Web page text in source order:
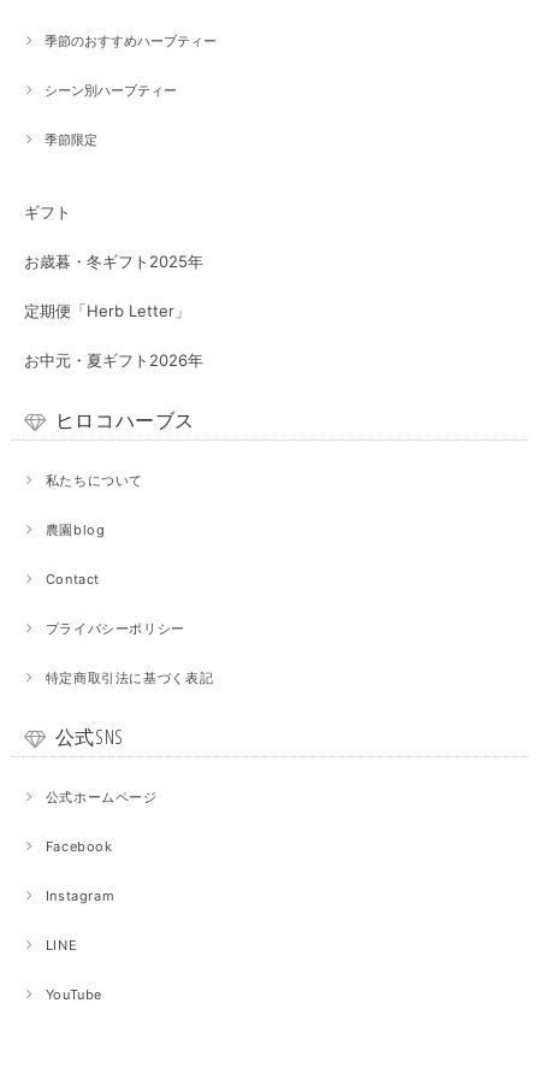
季節のおすすめハーブティー
シーン別ハーブティー
季節限定
ギフト
お歳暮・冬ギフト2025年
定期便「Herb Letter」
お中元・夏ギフト2026年
ヒロコハーブス
私たちについて
農園blog
Contact
プライバシーポリシー
特定商取引法に基づく表記
公式SNS
公式ホームページ
Facebook
Instagram
LINE
YouTube